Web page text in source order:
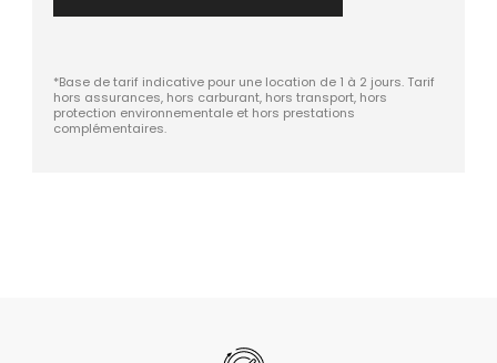
*Base de tarif indicative pour une location de 1 à 2 jours. Tarif
hors assurances, hors carburant, hors transport, hors
protection environnementale et hors prestations
complémentaires.